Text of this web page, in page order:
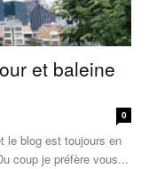
et baleine
0
le blog est toujours en
coup je préfère vous...